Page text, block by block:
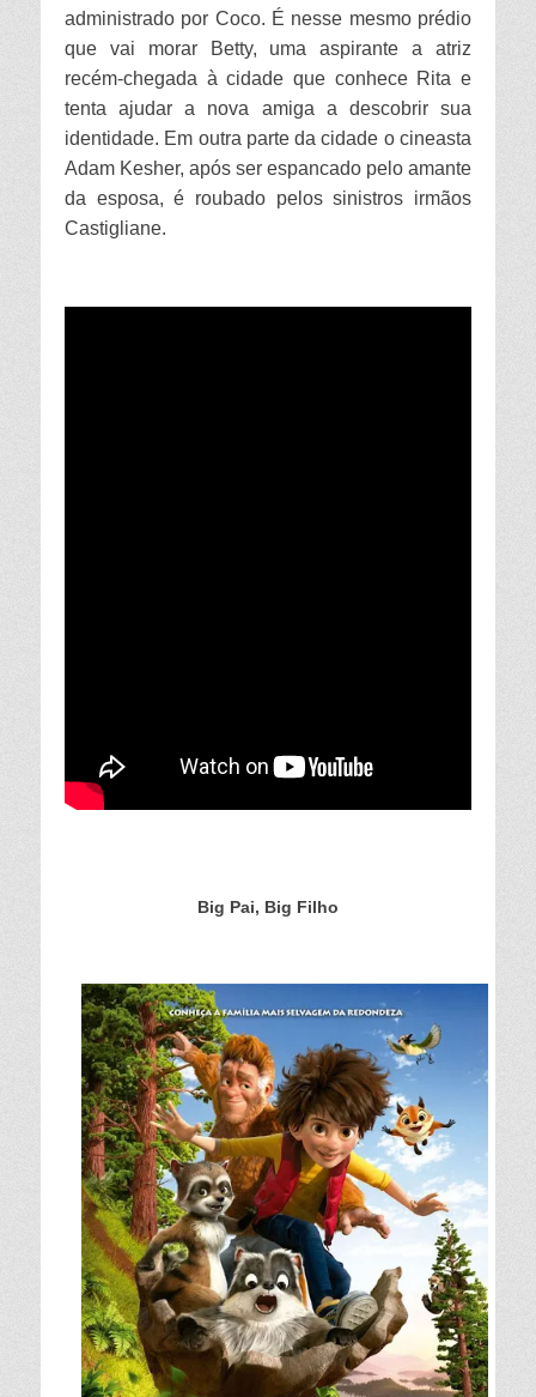
administrado por Coco. É nesse mesmo prédio
que vai morar Betty, uma aspirante a atriz
recém-chegada à cidade que conhece Rita e
tenta ajudar a nova amiga a descobrir sua
identidade. Em outra parte da cidade o cineasta
Adam Kesher, após ser espancado pelo amante
da esposa, é roubado pelos sinistros irmãos
Castigliane.
Big Pai, Big Filho